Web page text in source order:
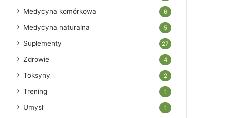
Medycyna komórkowa 6
Medycyna naturalna 5
Suplementy 27
Zdrowie 4
Toksyny 2
Trening 1
Umysł 1